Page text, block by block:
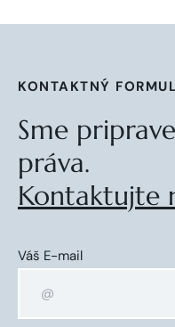
KONTAKTNÝ
Sme
práva.
Kontaktujte
Váš E-mail